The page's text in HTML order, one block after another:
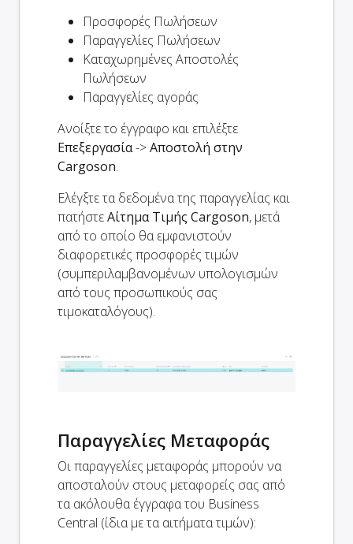
Προσφορές Πωλήσεων
Παραγγελίες Πωλήσεων
Καταχωρημένες Αποστολές
Πωλήσεων
Παραγγελίες αγοράς
Ανοίξτε το έγγραφο και επιλέξτε
Επεξεργασία->Αποστολή στην
Cargoson.
Ελέγξτε τα δεδομένα της παραγγελίας και
πατήστεΑίτημα Τιμής Cargoson, μετά
από το οποίο θα εμφανιστούν
διαφορετικές προσφορές τιμών
(συμπεριλαμβανομένων υπολογισμών
από τους προσωπικούς σας
τιμοκαταλόγους).
Παραγγελίες Μεταφοράς
Οι παραγγελίες μεταφοράς μπορούν να
αποσταλούν στους μεταφορείς σας από
τα ακόλουθα έγγραφα του Business
Central (ίδια με τα αιτήματα τιμών):